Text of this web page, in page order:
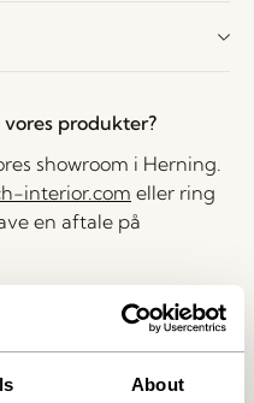
About
produkter?
showroom i Herning.
interior.com eller ring
en aftale på